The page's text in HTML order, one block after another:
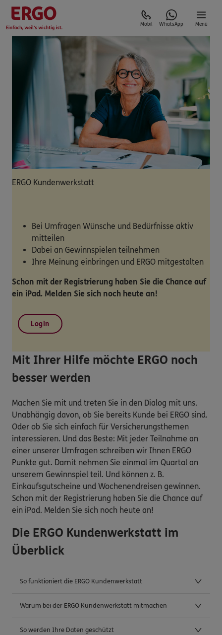
Mobil WhatsApp Menü
ERGO Kundenwerkstatt
Bei Umfragen Wünsche und Bedürfnisse aktiv
mitteilen
Dabei an Gewinnspielen teilnehmen
Ihre Meinung einbringen und ERGO mitgestalten
Schon mit der Registrierung haben Sie die Chance auf
ein iPad. Melden Sie sich noch heute an!
Login
Mit Ihrer Hilfe möchte ERGO noch
besser werden
Machen Sie mit und treten Sie in den Dialog mit uns.
Unabhängig davon, ob Sie bereits Kunde bei ERGO sind.
Oder ob Sie sich einfach für Versicherungsthemen
interessieren. Und das Beste: Mit jeder Teilnahme an
einer unserer Umfragen schreiben wir Ihnen ERGO
Punkte gut. Damit nehmen Sie einmal im Quartal an
unserem Gewinnspiel teil. Und können z. B.
Einkaufsgutscheine und Wochenendreisen gewinnen.
Schon mit der Registrierung haben Sie die Chance auf
ein iPad. Melden Sie sich noch heute an!
Die ERGO Kundenwerkstatt im
Überblick
So funktioniert die ERGO Kundenwerkstatt
Warum bei der ERGO Kundenwerkstatt mitmachen
So werden Ihre Daten geschützt